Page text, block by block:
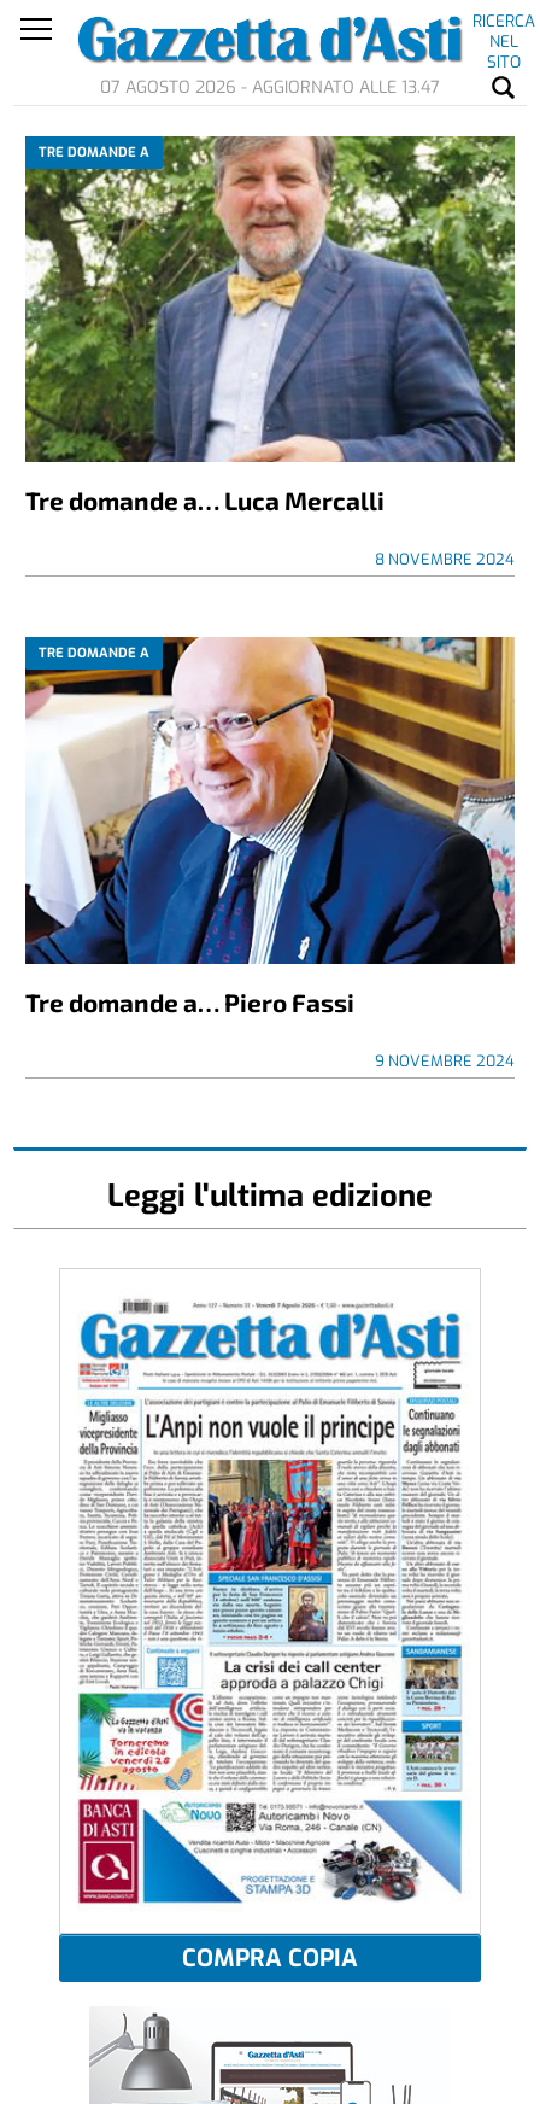
RICERCA
NEL
SITO
07 AGOSTO 2026 - AGGIORNATO ALLE 13.47
TRE DOMANDE A
Tre domande a… Luca Mercalli
8 NOVEMBRE 2024
TRE DOMANDE A
Tre domande a… Piero Fassi
9 NOVEMBRE 2024
Leggi l'ultima edizione
COMPRA COPIA